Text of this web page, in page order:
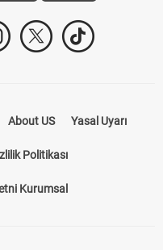
About US Yasal Uyarı
Politikası
Kurumsal